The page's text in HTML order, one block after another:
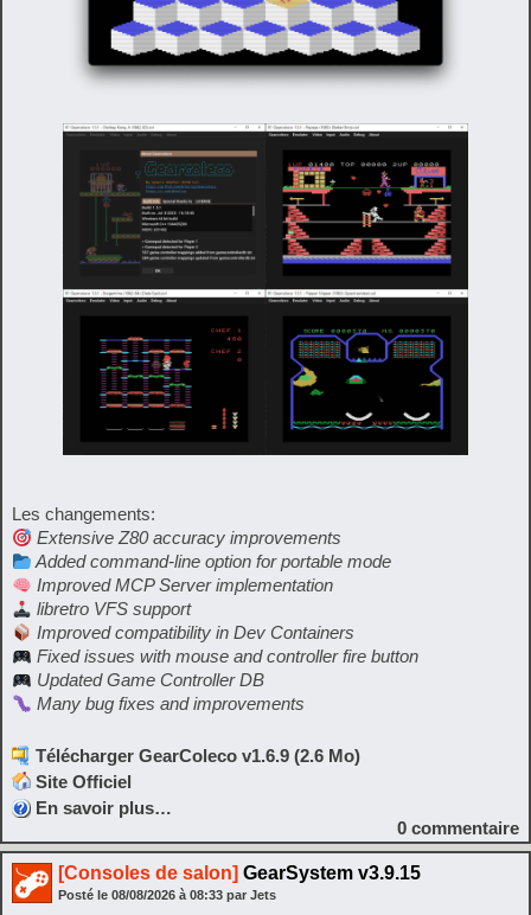
Les changements:
Extensive Z80 accuracy improvements
Added command-line option for portable mode
Improved MCP Server implementation
libretro VFS support
Improved compatibility in Dev Containers
Fixed issues with mouse and controller fire button
Updated Game Controller DB
Many bug fixes and improvements
Télécharger GearColeco v1.6.9 (2.6 Mo)
Site Officiel
En savoir plus…
0 commentaire
[Consoles de salon] GearSystem v3.9.15
Posté le 08/08/2026 à 08:33 par Jets